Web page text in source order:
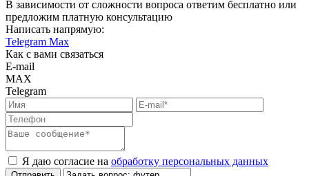
В зависимости от сложности вопроса ответим бесплатно или
предложим платную консультацию
Написать напрямую:
Telegram Max
Как с вами связаться
E-mail
MAX
Telegram
Я даю согласие на обработку персональных данных